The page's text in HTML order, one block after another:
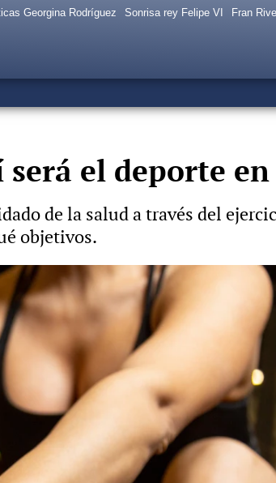
Georgina Rodríguez Sonrisa rey Felipe VI Fran
el deporte en
de la salud a través del
objetivos.